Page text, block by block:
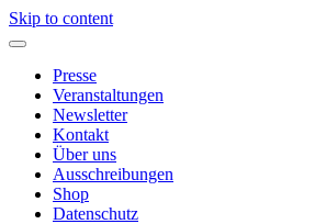
Skip to content
Presse
Veranstaltungen
Newsletter
Kontakt
Über uns
Ausschreibungen
Shop
Datenschutz